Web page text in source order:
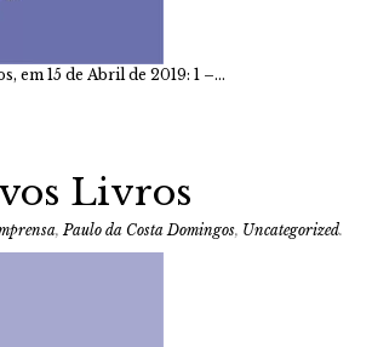
em 15 de Abril de 2019: 1 –…
Livros
,Paulo da Costa Domingos, Uncategorized.